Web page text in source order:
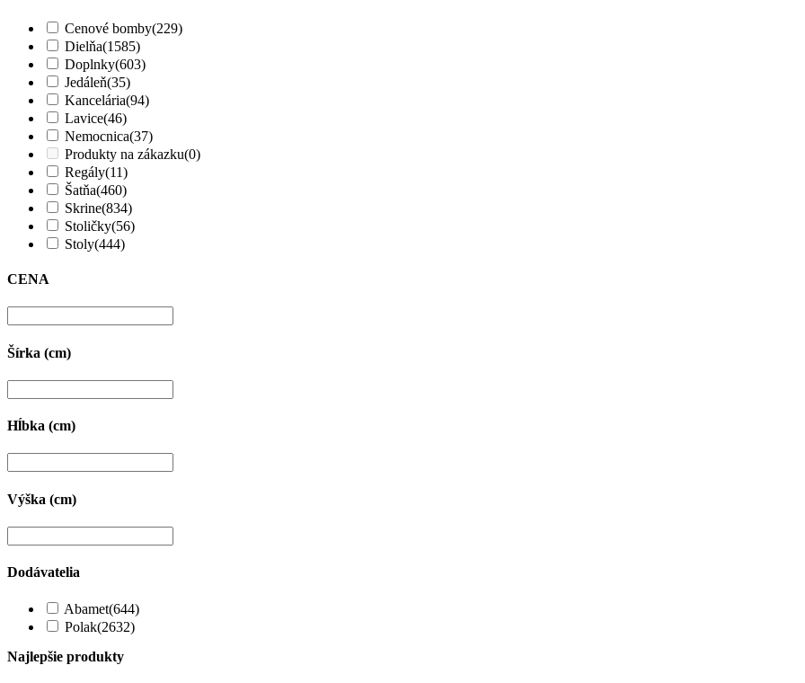
Cenové bomby(229)
Dielňa(1585)
Doplnky(603)
Jedáleň(35)
Kancelária(94)
Lavice(46)
Nemocnica(37)
Produkty na zákazku(0)
Regály(11)
Šatňa(460)
Skrine(834)
Stoličky(56)
Stoly(444)
CENA
Šírka (cm)
Hĺbka (cm)
Výška (cm)
Dodávatelia
Abamet(644)
Polak(2632)
Najlepšie produkty